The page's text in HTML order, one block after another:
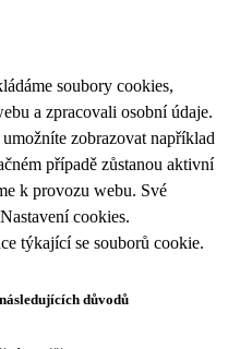
soubory cookies,
a zpracovali osobní údaje.
zobrazovat například
případě zůstanou aktivní
k provozu webu. Své
Nastavení cookies.
týkající se souborů cookie.
důvodů